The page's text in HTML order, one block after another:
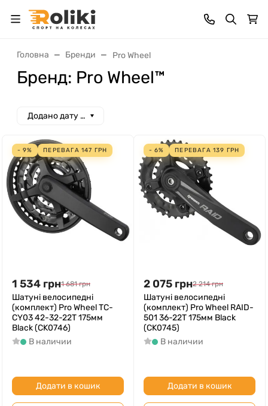
Головна Бренди Pro Wheel
Бренд: Pro Wheel™
Додано дату спад
- 9% ПЕРЕВАГА147 ГРН
1 534 грн1 681 грн
Шатуні велосипедні
(комплект) Pro Wheel TC-
CY03 42-32-22T 175мм
Black (CK0746)
В наличии
Додати в кошик
- 6% ПЕРЕВАГА139 ГРН
2 075 грн2 214 грн
Шатуні велосипедні
(комплект) Pro Wheel RAID-
501 36-22T 175мм Black
(CK0745)
В наличии
Додати в кошик